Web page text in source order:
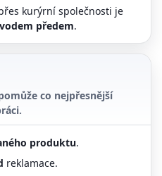
kurýrní společnosti je
předem.
co nejpřesnější
produktu.
reklamace.